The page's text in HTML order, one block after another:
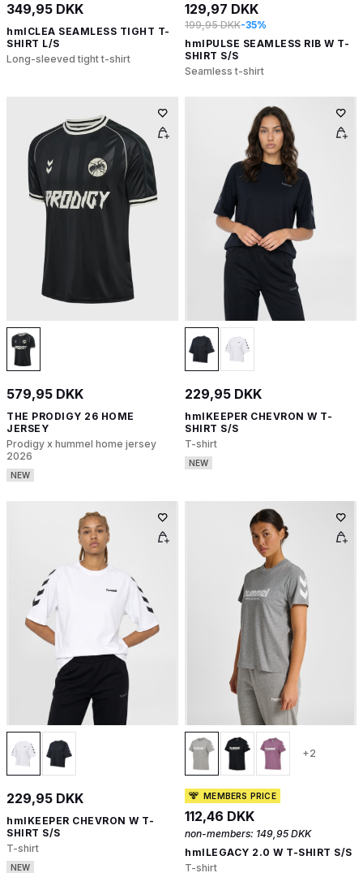
349,95 DKK
hmlCLEA SEAMLESS TIGHT T-
SHIRT L/S
Long-sleeved tight t-shirt
129,97 DKK
199,95 DKK-35%
hmlPULSE SEAMLESS RIB W T-
SHIRT S/S
Seamless t-shirt
579,95 DKK
THE PRODIGY 26 HOME
JERSEY
Prodigy x hummel home jersey
2026
NEW
229,95 DKK
hmlKEEPER CHEVRON W T-
SHIRT S/S
T-shirt
NEW
229,95 DKK
hmlKEEPER CHEVRON W T-
SHIRT S/S
T-shirt
NEW
+2
MEMBERS PRICE
112,46 DKK
non-members: 149,95 DKK
hmlLEGACY 2.0 W T-SHIRT S/S
T-shirt